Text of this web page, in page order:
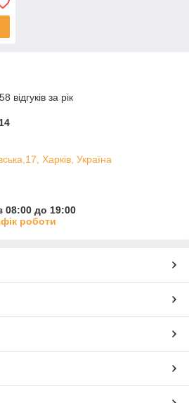
відгуків за рік
Харків, Україна
08:00 до 19:00
роботи